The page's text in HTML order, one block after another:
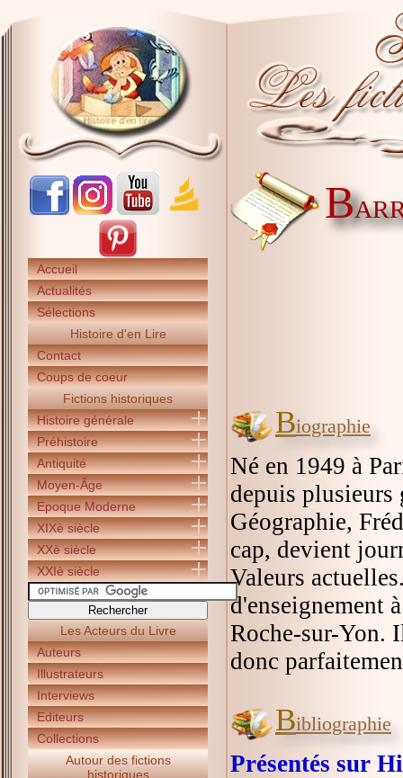
Accueil
Actualités
Sélections
Histoire d'en Lire
Contact
Coups de coeur
Fictions historiques
Histoire générale
Préhistoire
Antiquité
Moyen-Âge
Epoque Moderne
XIXè siècle
XXè siècle
XXIè siècle
Les Acteurs du Livre
Auteurs
Illustrateurs
Interviews
Editeurs
Collections
Autour des fictions
historiques
B
Biographie
Né en 1949 à
depuis plusieurs
Géographie,
cap, devient
Valeurs
d'enseignement
Roche-sur-Yon.
donc
Bibliographie
Présentés sur